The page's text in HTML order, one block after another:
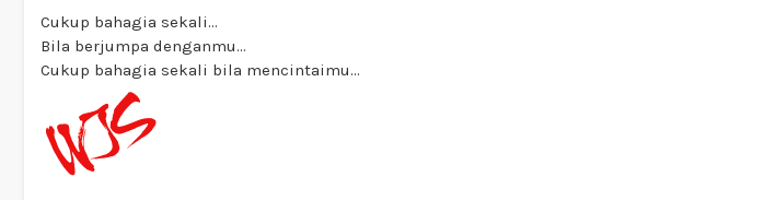
Cukup bahagia sekali...
Bila berjumpa denganmu...
Cukup bahagia sekali bila mencintaimu...